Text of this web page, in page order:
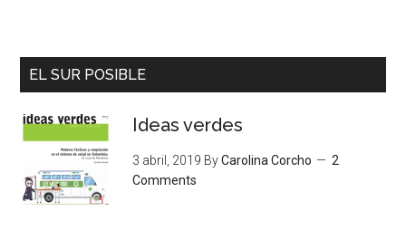
EL SUR POSIBLE
Ideas verdes
3 abril, 2019 ByCarolina Corcho
2
Comments